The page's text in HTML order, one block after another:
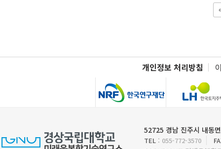
개인정보 처리방침
52725 경남 진주시 내동
TEL : 055-772-3570